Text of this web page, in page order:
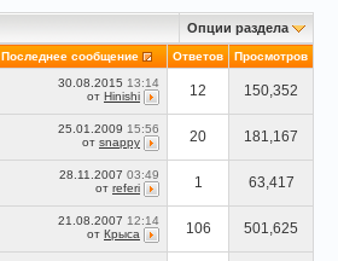
Опции раздела
Последнее сообщение Ответов Просмотров
30.08.2015 13:14
от Hinishi 12 150,352
25.01.2009 15:56
от snappy 20 181,167
28.11.2007 03:49
от referi 1 63,417
21.08.2007 12:14
от Крыса 106 501,625